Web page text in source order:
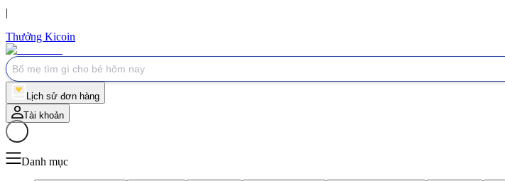
|
Thưởng Kicoin
Lịch sử đơn hàng
Tài khoản
Giỏ hàng
Danh mục